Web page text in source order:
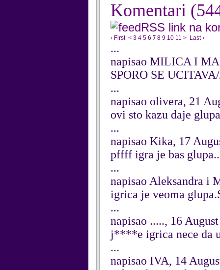
Komentari
RSS link na
‹ First < 3 4 5 6 7 8 9 10 11 > Last ›
...
napisao MILICA I
SPORO SE
...
napisao olivera, 21
ovi sto kazu daje
...
napisao Kika, 17
pffff igra je bas
...
napisao Aleksandra i
igrica je veoma
...
napisao ....., 16
j****e igrica nece da
...
napisao IVA, 14